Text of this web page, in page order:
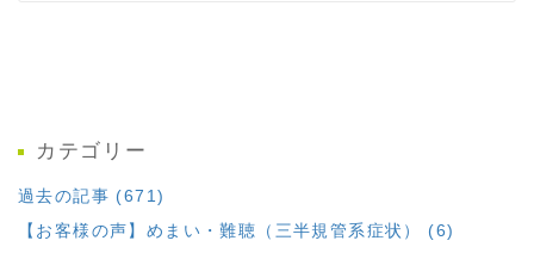
カテゴリー
過去の記事 (671)
【お客様の声】めまい・難聴（三半規管系症状） (6)